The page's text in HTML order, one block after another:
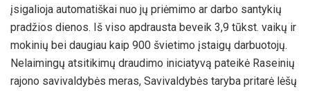
įsigalioja automatiškai nuo jų priėmimo ar darbo santykių
pradžios dienos. Iš viso apdrausta beveik 3,9 tūkst. vaikų ir
mokinių bei daugiau kaip 900 švietimo įstaigų darbuotojų.
Nelaimingų atsitikimų draudimo iniciatyvą pateikė Raseinių
rajono savivaldybės meras, Savivaldybės taryba pritarė lėšų